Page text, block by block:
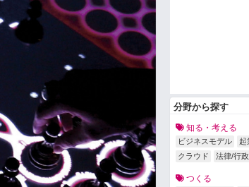
分野から探す
知る・考える
ビジネスモデル 起
クラウド
法律/行政
つくる